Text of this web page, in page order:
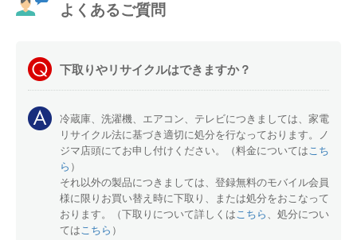
よくあるご質問
下取りやリサイクルはできますか？
冷蔵庫、洗濯機、エアコン、テレビにつきましては、家電
リサイクル法に基づき適切に処分を行なっております。ノ
ジマ店頭にてお申し付けください。（料金については こち
ら ）
それ以外の製品につきましては、登録無料のモバイル会員
様に限りお買い替え時に下取り、または処分をおこなって
おります。（下取りについて詳しくは こちら
、処分につい
ては こちら ）